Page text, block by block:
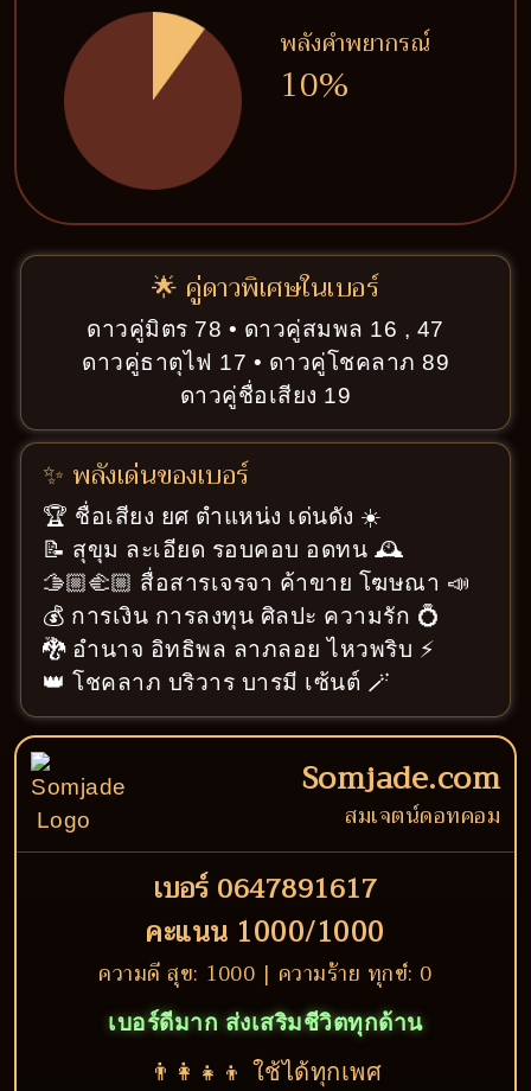
พลังคำพยากรณ์
10%
🌟 คู่ดาวพิเศษในเบอร์
ดาวคู่มิตร 78 • ดาวคู่สมพล 16 , 47
ดาวคู่ธาตุไฟ 17 • ดาวคู่โชคลาภ 89
ดาวคู่ชื่อเสียง 19
✨ พลังเด่นของเบอร์
🏆 ชื่อเสียง ยศ ตำแหน่ง เด่นดัง ☀️
📝 สุขุม ละเอียด รอบคอบ อดทน 🕰️
🫱🏼‍🫲🏼 สื่อสารเจรจา ค้าขาย โฆษณา 📣
💰 การเงิน การลงทุน ศิลปะ ความรัก 💍
🐉 อำนาจ อิทธิพล ลาภลอย ไหวพริบ ⚡
👑 โชคลาภ บริวาร บารมี เซ้นต์ 🪄
Somjade.com
สมเจตน์ดอทคอม
เบอร์ 0647891617
คะแนน 1000/1000
ความดี สุข: 1000 | ความร้าย ทุกข์: 0
เบอร์ดีมาก ส่งเสริมชีวิตทุกด้าน
👨‍👩‍👧‍👦 ใช้ได้ทุกเพศ